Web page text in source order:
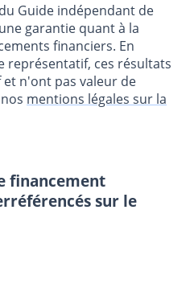
Guide indépendant de
garantie quant à la
financiers. En
représentatif, ces résultats
n'ont pas valeur de
mentions légales sur la
financement
sur le